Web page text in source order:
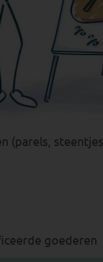
(parels,
goederen